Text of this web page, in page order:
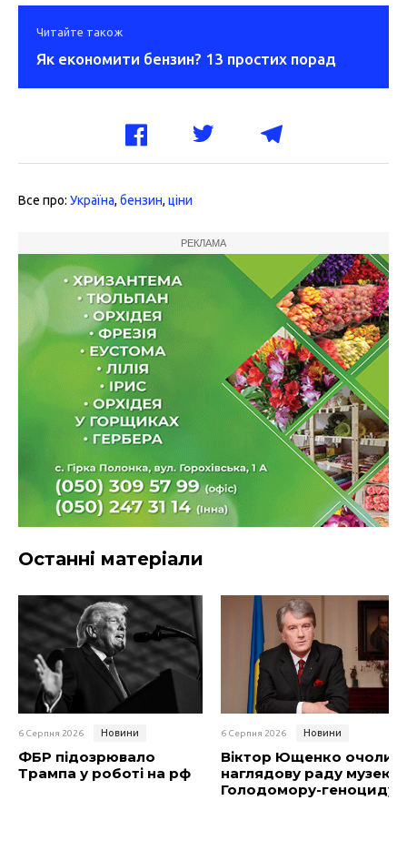
Читайте також
Як економити бензин? 13 простих порад
Все про: Україна, бензин, ціни
РЕКЛАМА
Останні матеріали
6 Серпня 2026 Новини
ФБР підозрювало
Трампа у роботі на рф
6 Серпня 2026 Новини
Віктор Ющенко очолив
наглядову раду музею
Голодомору-геноциду